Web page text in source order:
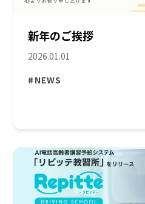
新年のご挨拶
2026.01.01
#NEWS